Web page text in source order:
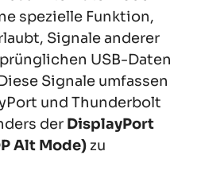
spezielle Funktion,
Signale anderer
USB-Daten
Signale umfassen
und Thunderbolt
der DisplayPort
Alt Mode) zu